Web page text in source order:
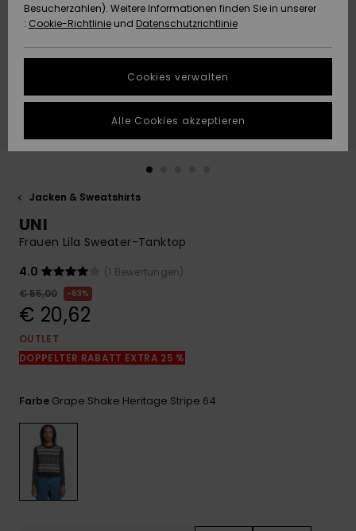
Highlights
Highlights
Starten Sie eine
Unterhaltung,
schnellste
Antwort auf Ihre
Frage zu
erhalten.
Unterhaltung
Finden Sie
Antworten auf
die häufigsten
Fragen sowie
ansehen
NACHHALTIGKEIT
WUNSCHLISTE
Jacken & Sweatshirts
UNI
Frauen Lila Sweater-Tanktop
4.0
(1 Bewertungen)
€ 55,00
63%
€ 20,62
OUTLET
DOPPELTER RABATT EXTRA 25 %
Farbe Grape Shake Heritage Stripe 64
Besucherzahlen). Weitere Informationen finden Sie in unserer
: Cookie-Richtlinie und Datenschutzrichtlinie
Cookies verwalten
Alle Cookies akzeptieren